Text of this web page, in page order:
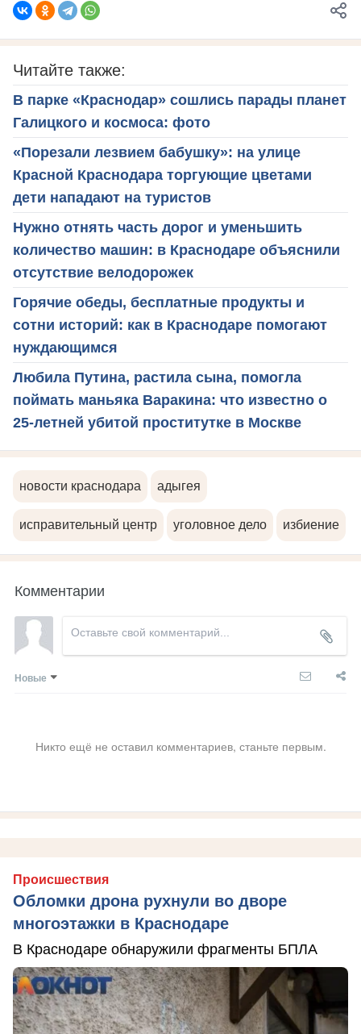
Читайте также:
В парке «Краснодар» сошлись парады планет
Галицкого и космоса: фото
«Порезали лезвием бабушку»: на улице
Красной Краснодара торгующие цветами
дети нападают на туристов
Нужно отнять часть дорог и уменьшить
количество машин: в Краснодаре объяснили
отсутствие велодорожек
Горячие обеды, бесплатные продукты и
сотни историй: как в Краснодаре помогают
нуждающимся
Любила Путина, растила сына, помогла
поймать маньяка Варакина: что известно о
25-летней убитой проститутке в Москве
новости краснодара адыгея
исправительный центр уголовное дело избиение
Комментарии
Новые
Никто ещё не оставил комментариев, станьте первым.
Происшествия
Обломки дрона рухнули во дворе
многоэтажки в Краснодаре
В Краснодаре обнаружили фрагменты БПЛА